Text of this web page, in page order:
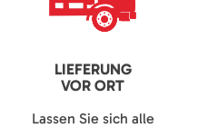
LIEFERUNG
VOR ORT
Lassen Sie sich alle